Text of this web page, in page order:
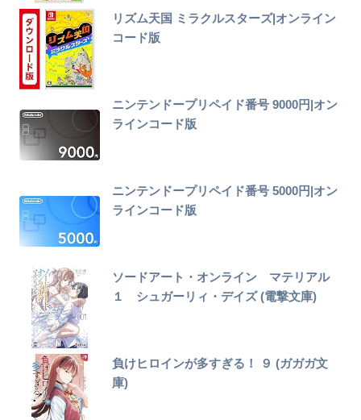
リズム天国 ミラクルスターズ|オンライン
コード版
ニンテンドープリペイド番号 9000円|オン
ラインコード版
ニンテンドープリペイド番号 5000円|オン
ラインコード版
ソードアート・オンライン マテリアル
１ シュガーリィ・デイズ (電撃文庫)
負けヒロインが多すぎる！ ９ (ガガガ文
庫)